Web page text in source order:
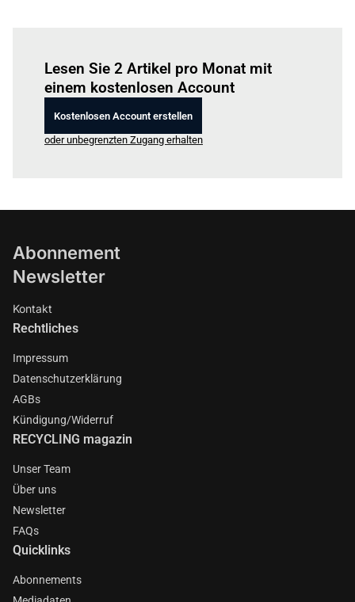
Lesen Sie 2 Artikel pro Monat mit
einem kostenlosen Account
Kostenlosen Account erstellen
oder unbegrenzten Zugang erhalten
Abonnement
Newsletter
Kontakt
Rechtliches
Impressum
Datenschutzerklärung
AGBs
Kündigung/Widerruf
RECYCLING magazin
Unser Team
Über uns
Newsletter
FAQs
Quicklinks
Abonnements